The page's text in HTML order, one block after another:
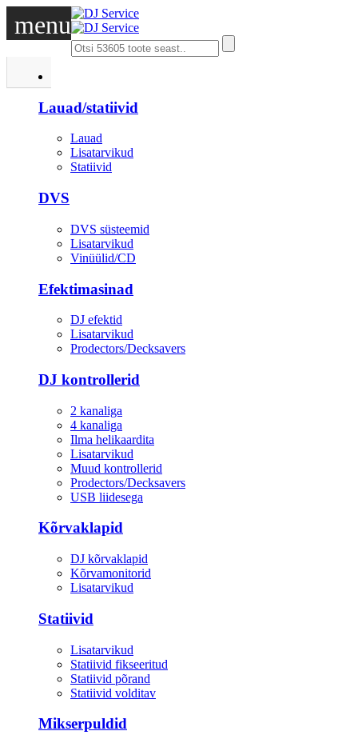
menu
Lauad/statiivid
Lauad
Lisatarvikud
Statiivid
DVS
DVS süsteemid
Lisatarvikud
Vinüülid/CD
Efektimasinad
DJ efektid
Lisatarvikud
Prodectors/Decksavers
DJ kontrollerid
2 kanaliga
4 kanaliga
Ilma helikaardita
Lisatarvikud
Muud kontrollerid
Prodectors/Decksavers
USB liidesega
Kõrvaklapid
DJ kõrvaklapid
Kõrvamonitorid
Lisatarvikud
Statiivid
Lisatarvikud
Statiivid fikseeritud
Statiivid põrand
Statiivid volditav
Mikserpuldid